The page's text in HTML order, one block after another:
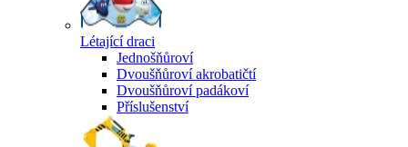
Létající draci
Jednošňůroví
Dvoušňůroví akrobatičtí
Dvoušňůroví padákoví
Příslušenství